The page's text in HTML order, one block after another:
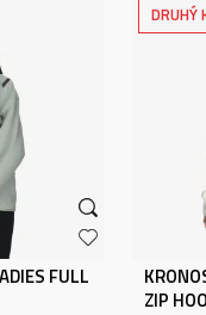
FULL
DRUHÝ
ZIP